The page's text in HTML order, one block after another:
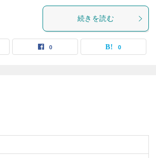
続きを読む
0 0